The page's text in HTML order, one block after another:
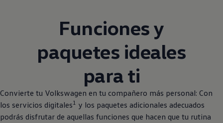
Funciones y
paquetes ideales
para ti
Convierte tu Volkswagen en tu compañero más personal: Con
los servicios digitales1 y los paquetes adicionales adecuados
podrás disfrutar de aquellas funciones que hacen que tu rutina